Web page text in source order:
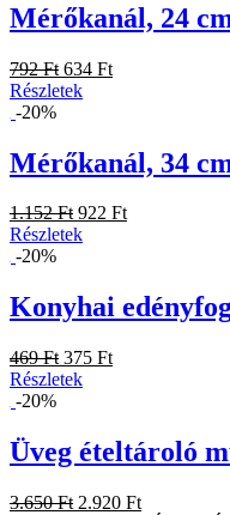
Mérőkanál, 24
792 Ft 634 Ft
Részletek
-20%
Mérőkanál, 34
1.152 Ft922 Ft
Részletek
-20%
Konyhai
469 Ft 375 Ft
Részletek
-20%
Üveg ételtároló
3.650 Ft 2.920 Ft